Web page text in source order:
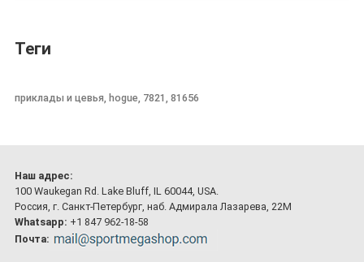
Теги
приклады и цевья, hogue, 7821, 81656
Наш адрес:
100 Waukegan Rd. Lake Bluff, IL 60044, USA.
Россия, г. Санкт-Петербург, наб. Адмирала Лазарева, 22М
Whatsapp: +1 847 962-18-58
Почта: